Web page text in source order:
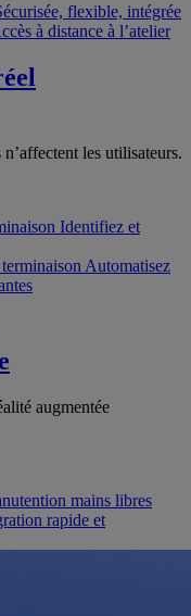
flexible, intégrée
à distance à l’atelier
les utilisateurs.
Identifiez et
Automatisez
augmentée
mains libres
rapide et